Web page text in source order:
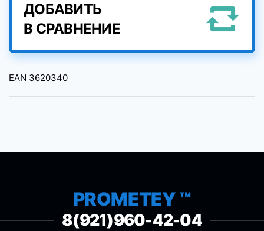
ДОБАВИТЬ
В СРАВНЕНИЕ
EAN 3620340
PROMETEY ™
8(921)960-42-04